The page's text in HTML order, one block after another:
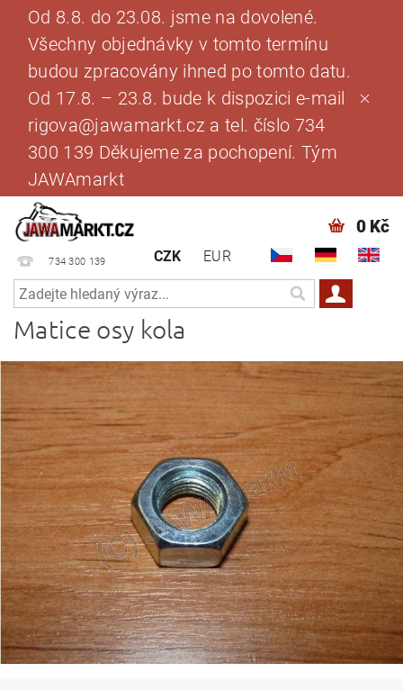
Od 8.8. do 23.08. jsme na dovolené.
Všechny objednávky v tomto termínu
budou zpracovány ihned po tomto datu.
Od 17.8. – 23.8. bude k dispozici e-mail
rigova@jawamarkt.cz a tel. číslo 734
300 139 Děkujeme za pochopení. Tým
JAWAmarkt
734 300 139 CZK EUR
0 Kč
Matice osy kola